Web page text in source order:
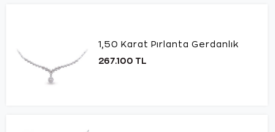
1,50 Karat Pırlanta Gerdanlık
267.100 TL